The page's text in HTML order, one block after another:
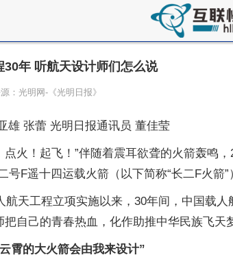
年 听航天设计师们怎么说
：光明网-《光明日报》
雄 张蕾 光明日报通讯员 董佳莹
点火！起飞！”伴随着震耳欲聋的火箭轰鸣
号F遥十四运载火箭（以下简称“长二F火
航天工程立项实施以来，30年间，中国载
自己的青春热血，化作助推中华民族飞
霄的大火箭会由我来设计”